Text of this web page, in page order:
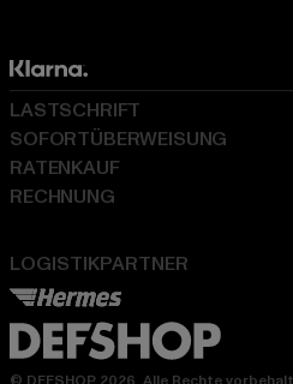
LOGISTIKPARTNER
LASTSCHRIFT
SOFORTÜBERWEISUNG
RATENKAUF
RECHNUNG